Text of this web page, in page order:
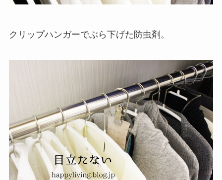
クリップハンガーでぶら下げた防虫剤。